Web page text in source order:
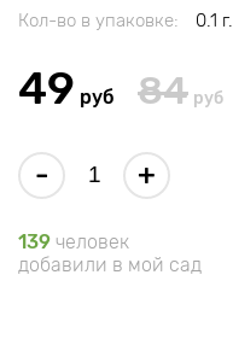
Кол-во в упаковке:
0.1 г.
49 руб 84 руб
- +
139 человек
добавили в мой сад